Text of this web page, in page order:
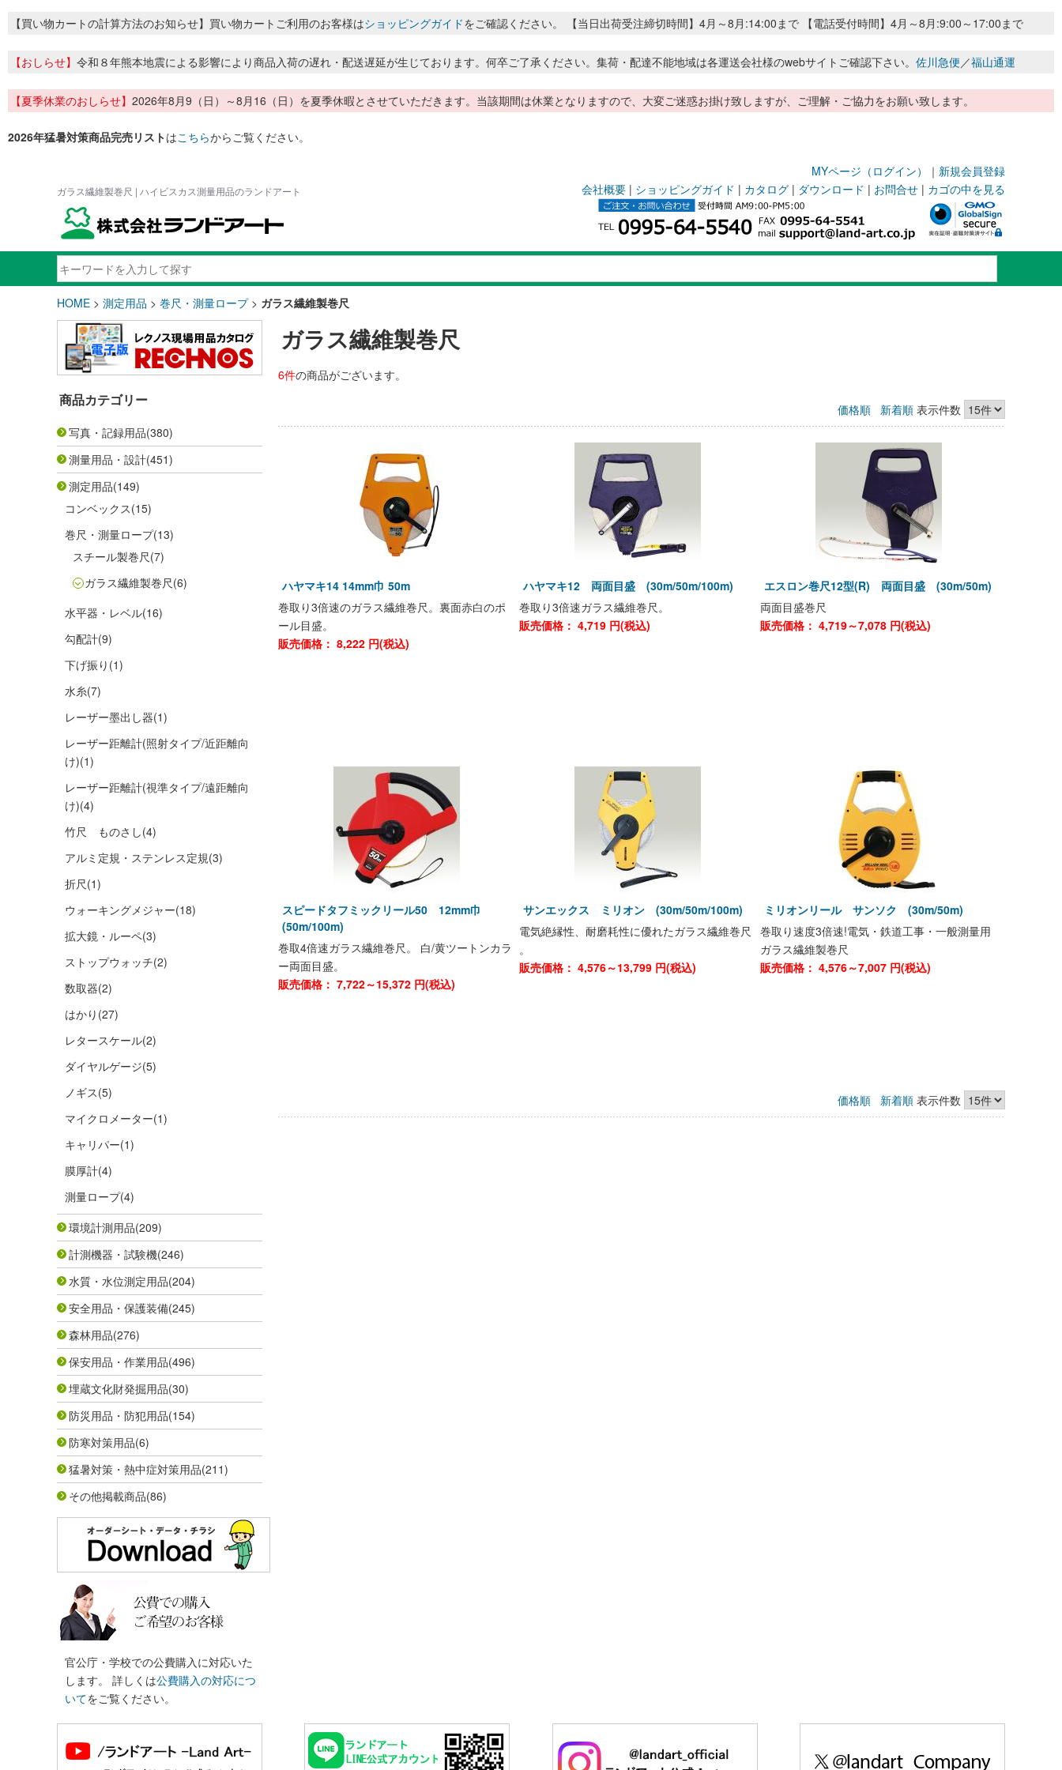
【買い物カートの計算方法のお知らせ】買い物カートご利用のお客様はショッピングガイドをご確認ください。 【当日出荷受注締切時間】4月～8月:14:00まで 【電話受付時間】4月～8月:9:00～17:00まで
【おしらせ】 令和８年熊本地震による影響により商品入荷の遅れ・配送遅延が生じております。何卒ご了承ください。集荷・配達不能地域は各運送会社様のwebサイトご確認下さい。 佐川急便／福山通運
【夏季休業のおしらせ】 2026年8月9（日）～8月16（日）を夏季休暇とさせていただきます。当該期間は休業となりますので、大変ご迷惑お掛け致しますが、ご理解・ご協力をお願い致します。
2026年猛暑対策商品完売リストはこちらからご覧ください。
MYページ（ログイン） ｜ 新規会員登録
ガラス繊維製巻尺 | ハイビスカス測量用品のランドアート 会社概要 | ショッピングガイド | カタログ | ダウンロード | お問合せ | カゴの中を見る
HOME > 測定用品 > 巻尺・測量ロープ> ガラス繊維製巻尺
商品カテゴリー
写真・記録用品(380)
測量用品・設計(451)
測定用品(149)
コンベックス(15)
巻尺・測量ロープ(13)
スチール製巻尺(7)
ガラス繊維製巻尺(6)
水平器・レベル(16)
勾配計(9)
下げ振り (1)
水糸(7)
レーザー墨出し器(1)
レーザー距離計(照射タイプ/近距離向
け)(1)
レーザー距離計(視準タイプ/遠距離向
け)(4)
竹尺 ものさし(4)
アルミ定規・ステンレス定規(3)
折尺(1)
ウォーキングメジャー(18)
拡大鏡・ルーペ(3)
ストップウォッチ(2)
数取器(2)
はかり (27)
レタースケール(2)
ダイヤルゲージ(5)
ノギス(5)
マイクロメーター(1)
キャリパー(1)
膜厚計(4)
測量ロープ(4)
環境計測用品(209)
計測機器・試験機(246)
水質・水位測定用品(204)
安全用品・保護装備(245)
森林用品(276)
保安用品・作業用品(496)
埋蔵文化財発掘用品(30)
防災用品・防犯用品(154)
防寒対策用品(6)
猛暑対策・熱中症対策用品(211)
その他掲載商品(86)
官公庁・学校での公費購入に対応いた
します。 詳しくは公費購入の対応につ
いてをご覧ください。
ガラス繊維製巻尺
6件の商品がございます。
価格順 新着順 表示件数
ハヤマキ14 14mm巾 50m
巻取り3倍速のガラス繊維巻尺。裏面赤白のポ
ール目盛。
販売価格： 8,222 円(税込)
ハヤマキ12 両面目盛 (30m/50m/100m)
巻取り3倍速ガラス繊維巻尺。
販売価格： 4,719 円(税込)
エスロン巻尺12型(R) 両面目盛 (30m/50m)
両面目盛巻尺
販売価格： 4,719～7,078 円(税込)
スピードタフミックリール50 12mm巾
(50m/100m)
巻取4倍速ガラス繊維巻尺。 白/黄ツートンカラ
ー両面目盛。
販売価格： 7,722～15,372 円(税込)
サンエックス ミリオン (30m/50m/100m)
電気絶縁性、耐磨耗性に優れたガラス繊維巻尺
。
販売価格： 4,576～13,799 円(税込)
ミリオンリール サンソク (30m/50m)
巻取り速度3倍速!電気・鉄道工事・一般測量用
ガラス繊維製巻尺
販売価格： 4,576～7,007 円(税込)
価格順 新着順 表示件数